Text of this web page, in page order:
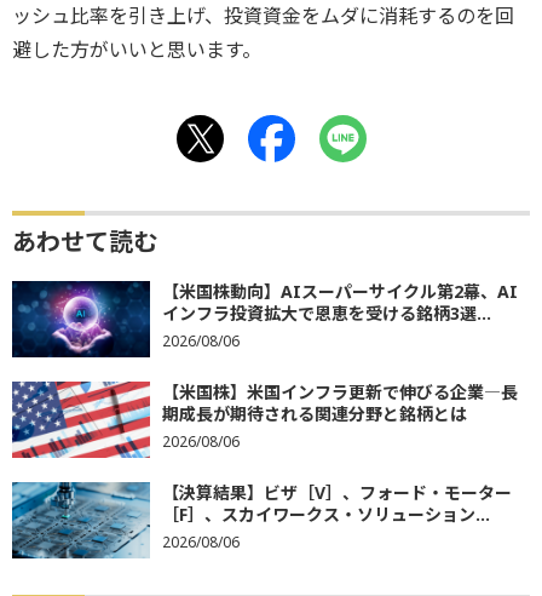
ッシュ比率を引き上げ、投資資金をムダに消耗するのを回
避した方がいいと思います。
あわせて読む
【米国株動向】AIスーパーサイクル第2幕、AI
インフラ投資拡大で恩恵を受ける銘柄3選...
2026/08/06
【米国株】米国インフラ更新で伸びる企業―長
期成長が期待される関連分野と銘柄とは
2026/08/06
【決算結果】ビザ［V］、フォード・モーター
［F］、スカイワークス・ソリューション...
2026/08/06